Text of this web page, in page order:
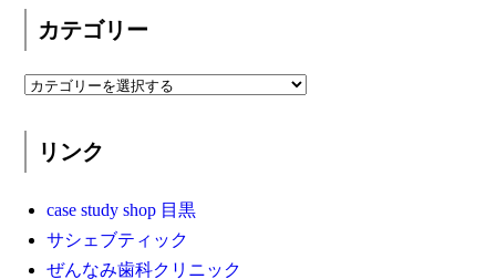
カテゴリー
リンク
case study shop 目黒
サシェブティック
ぜんなみ歯科クリニック